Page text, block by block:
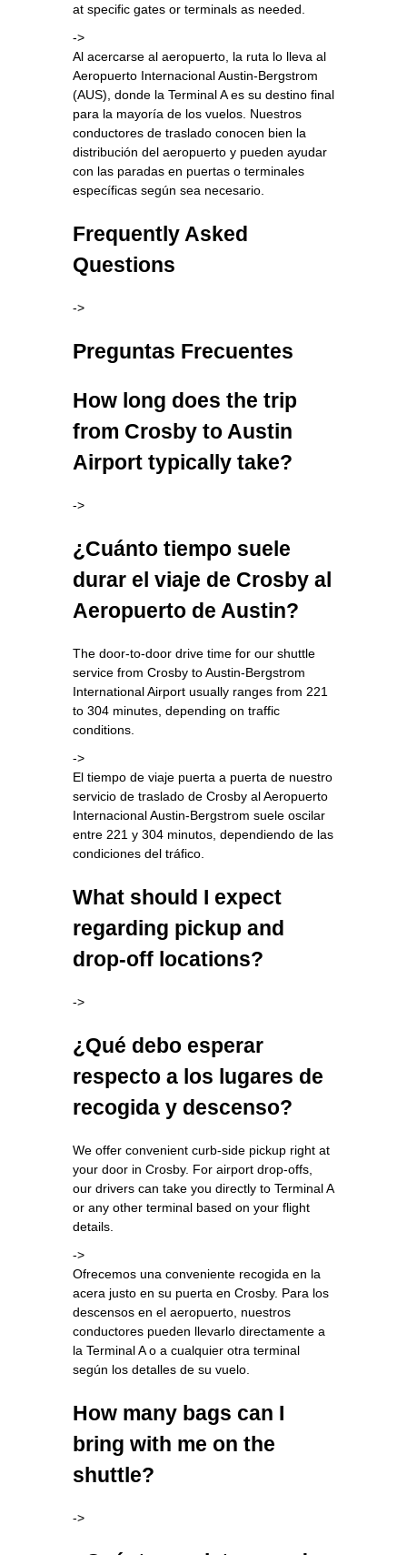
at specific gates or terminals as needed.
->
Al acercarse al aeropuerto, la ruta lo lleva al
Aeropuerto Internacional Austin-Bergstrom
(AUS), donde la Terminal A es su destino final
para la mayoría de los vuelos. Nuestros
conductores de traslado conocen bien la
distribución del aeropuerto y pueden ayudar
con las paradas en puertas o terminales
específicas según sea necesario.
Frequently Asked
Questions
->
Preguntas Frecuentes
How long does the trip
from Crosby to Austin
Airport typically take?
->
¿Cuánto tiempo suele
durar el viaje de Crosby al
Aeropuerto de Austin?
The door-to-door drive time for our shuttle
service from Crosby to Austin-Bergstrom
International Airport usually ranges from 221
to 304 minutes, depending on traffic
conditions.
->
El tiempo de viaje puerta a puerta de nuestro
servicio de traslado de Crosby al Aeropuerto
Internacional Austin-Bergstrom suele oscilar
entre 221 y 304 minutos, dependiendo de las
condiciones del tráfico.
What should I expect
regarding pickup and
drop-off locations?
->
¿Qué debo esperar
respecto a los lugares de
recogida y descenso?
We offer convenient curb-side pickup right at
your door in Crosby. For airport drop-offs,
our drivers can take you directly to Terminal A
or any other terminal based on your flight
details.
->
Ofrecemos una conveniente recogida en la
acera justo en su puerta en Crosby. Para los
descensos en el aeropuerto, nuestros
conductores pueden llevarlo directamente a
la Terminal A o a cualquier otra terminal
según los detalles de su vuelo.
How many bags can I
bring with me on the
shuttle?
->